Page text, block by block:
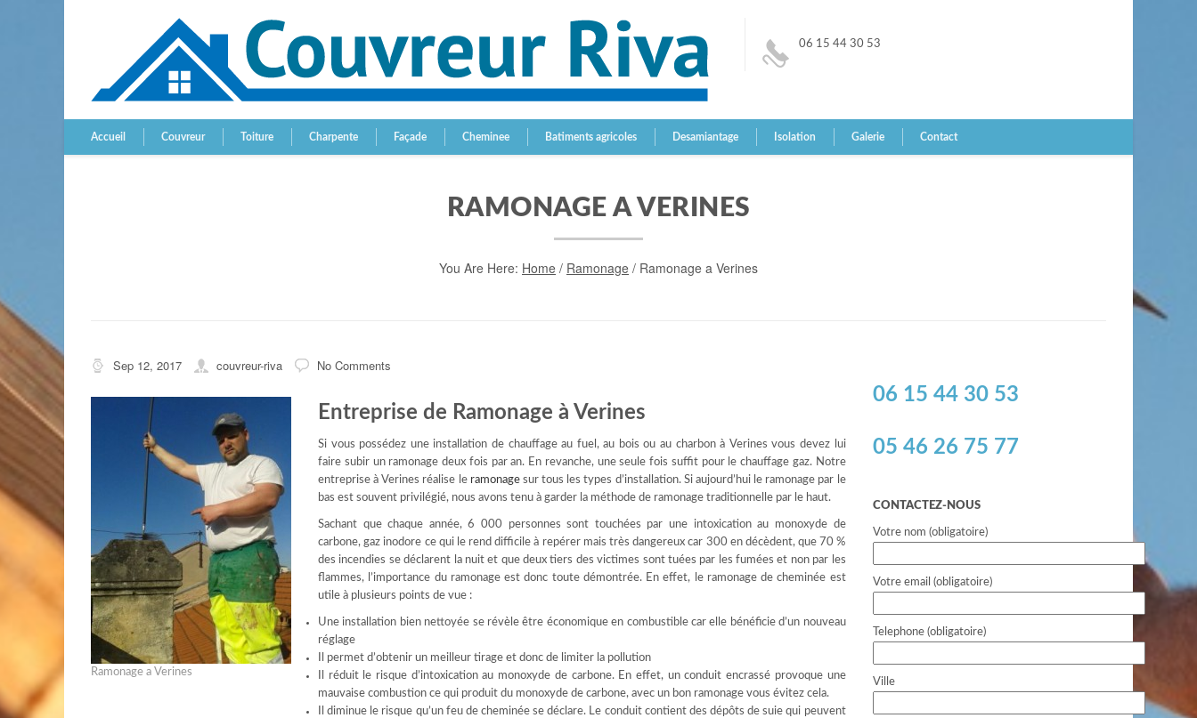
06 15 44 30 53
Accueil Couvreur Toiture Charpente Façade Cheminee Batiments agricoles Desamiantage Isolation Galerie Contact
RAMONAGE A VERINES
You Are Here: Home / Ramonage / Ramonage a Verines
Sep 12, 2017 couvreur-riva No Comments
Ramonage a Verines
Entreprise de Ramonage à Verines
Si vous possédez une installation de chauffage au fuel, au bois ou au charbon à Verines vous devez lui
faire subir un ramonage deux fois par an. En revanche, une seule fois suffit pour le chauffage gaz. Notre
entreprise à Verines réalise le ramonagesur tous les types d’installation. Si aujourd’hui le ramonage par le
bas est souvent privilégié, nous avons tenu à garder la méthode de ramonage traditionnelle par le haut.
Sachant que chaque année, 6 000 personnes sont touchées par une intoxication au monoxyde de
carbone, gaz inodore ce qui le rend difficile à repérer mais très dangereux car 300 en décèdent, que 70 %
des incendies se déclarent la nuit et que deux tiers des victimes sont tuées par les fumées et non par les
flammes, l’importance du ramonage est donc toute démontrée. En effet, le ramonage de cheminée est
utile à plusieurs points de vue :
Une installation bien nettoyée se révèle être économique en combustible car elle bénéficie d’un nouveau
réglage
Il permet d’obtenir un meilleur tirage et donc de limiter la pollution
Il réduit le risque d’intoxication au monoxyde de carbone. En effet, un conduit encrassé provoque une
mauvaise combustion ce qui produit du monoxyde de carbone, avec un bon ramonage vous évitez cela.
Il diminue le risque qu’un feu de cheminée se déclare. Le conduit contient des dépôts de suie qui peuvent
06 15 44 30 53
05 46 26 75 77
CONTACTEZ-NOUS
Votre nom (obligatoire)
Votre email (obligatoire)
Telephone (obligatoire)
Ville